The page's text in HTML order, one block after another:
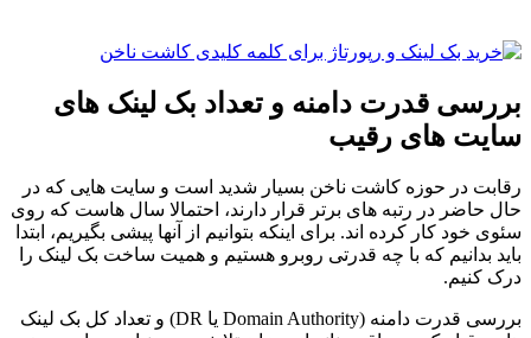
بررسی قدرت دامنه و تعداد بک لینک های
سایت های رقیب
رقابت در حوزه کاشت ناخن بسیار شدید است و سایت هایی که در
حال حاضر در رتبه های برتر قرار دارند، احتمالا سال هاست که روی
سئوی خود کار کرده اند. برای اینکه بتوانیم از آنها پیشی بگیریم، ابتدا
باید بدانیم که با چه قدرتی روبرو هستیم و همیت ساخت بک لینک را
درک کنیم.
بررسی قدرت دامنه (Domain Authority یا DR) و تعداد کل بک لینک